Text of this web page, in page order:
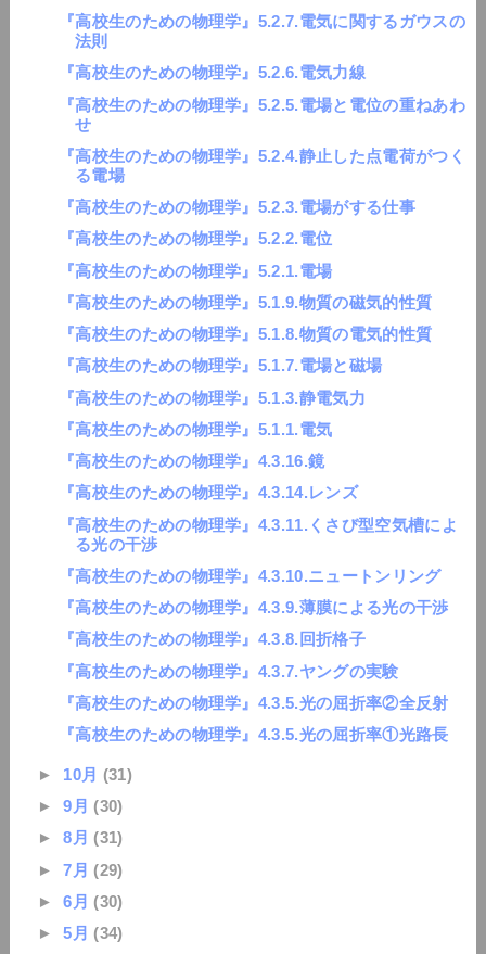
『高校生のための物理学』5.2.7.電気に関するガウスの
法則
『高校生のための物理学』5.2.6.電気力線
『高校生のための物理学』5.2.5.電場と電位の重ねあわ
せ
『高校生のための物理学』5.2.4.静止した点電荷がつく
る電場
『高校生のための物理学』5.2.3.電場がする仕事
『高校生のための物理学』5.2.2.電位
『高校生のための物理学』5.2.1.電場
『高校生のための物理学』5.1.9.物質の磁気的性質
『高校生のための物理学』5.1.8.物質の電気的性質
『高校生のための物理学』5.1.7.電場と磁場
『高校生のための物理学』5.1.3.静電気力
『高校生のための物理学』5.1.1.電気
『高校生のための物理学』4.3.16.鏡
『高校生のための物理学』4.3.14.レンズ
『高校生のための物理学』4.3.11.くさび型空気槽によ
る光の干渉
『高校生のための物理学』4.3.10.ニュートンリング
『高校生のための物理学』4.3.9.薄膜による光の干渉
『高校生のための物理学』4.3.8.回折格子
『高校生のための物理学』4.3.7.ヤングの実験
『高校生のための物理学』4.3.5.光の屈折率②全反射
『高校生のための物理学』4.3.5.光の屈折率①光路長
► 10月 (31)
►9月 (30)
►8月 (31)
►7月 (29)
►6月 (30)
►5月 (34)